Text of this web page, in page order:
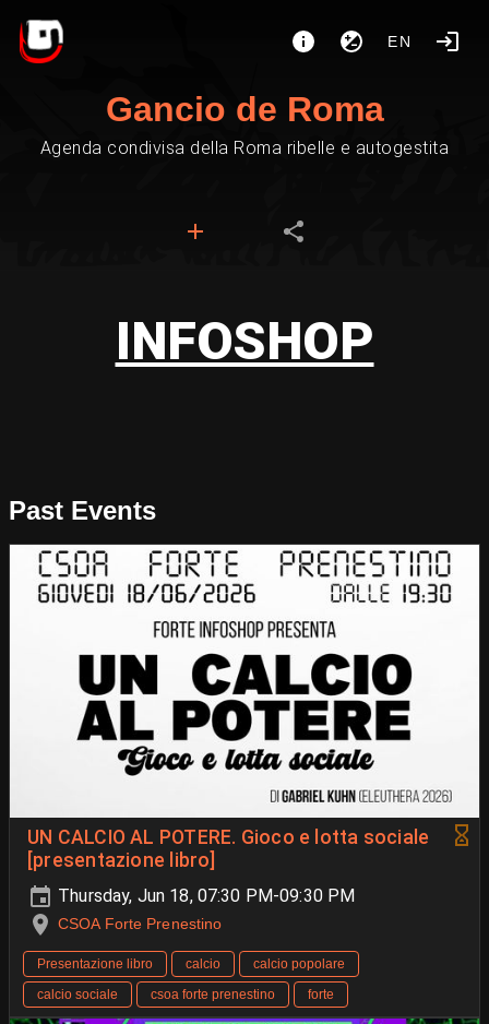
EN
Gancio de Roma
Agenda condivisa della Roma ribelle e autogestita
INFOSHOP
Past Events
UN CALCIO AL POTERE. Gioco e lotta sociale
[presentazione libro]
Thursday, Jun 18, 07:30 PM-09:30 PM
CSOA Forte Prenestino
Presentazione libro calcio
calcio popolare
calcio sociale
csoa forte prenestino forte